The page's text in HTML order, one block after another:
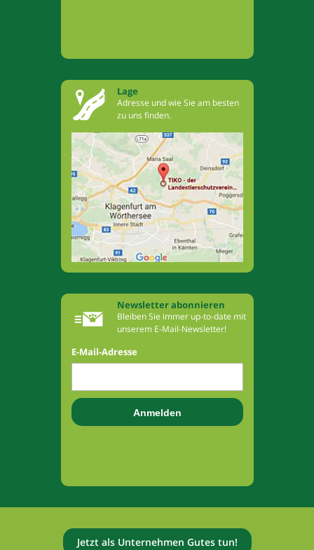
Lage
Adresse und wie Sie am besten
zu uns finden.
Newsletter abonnieren
Bleiben Sie immer up-to-date mit
unserem E-Mail-Newsletter!
E-Mail-Adresse
Jetzt als Unternehmen Gutes tun!